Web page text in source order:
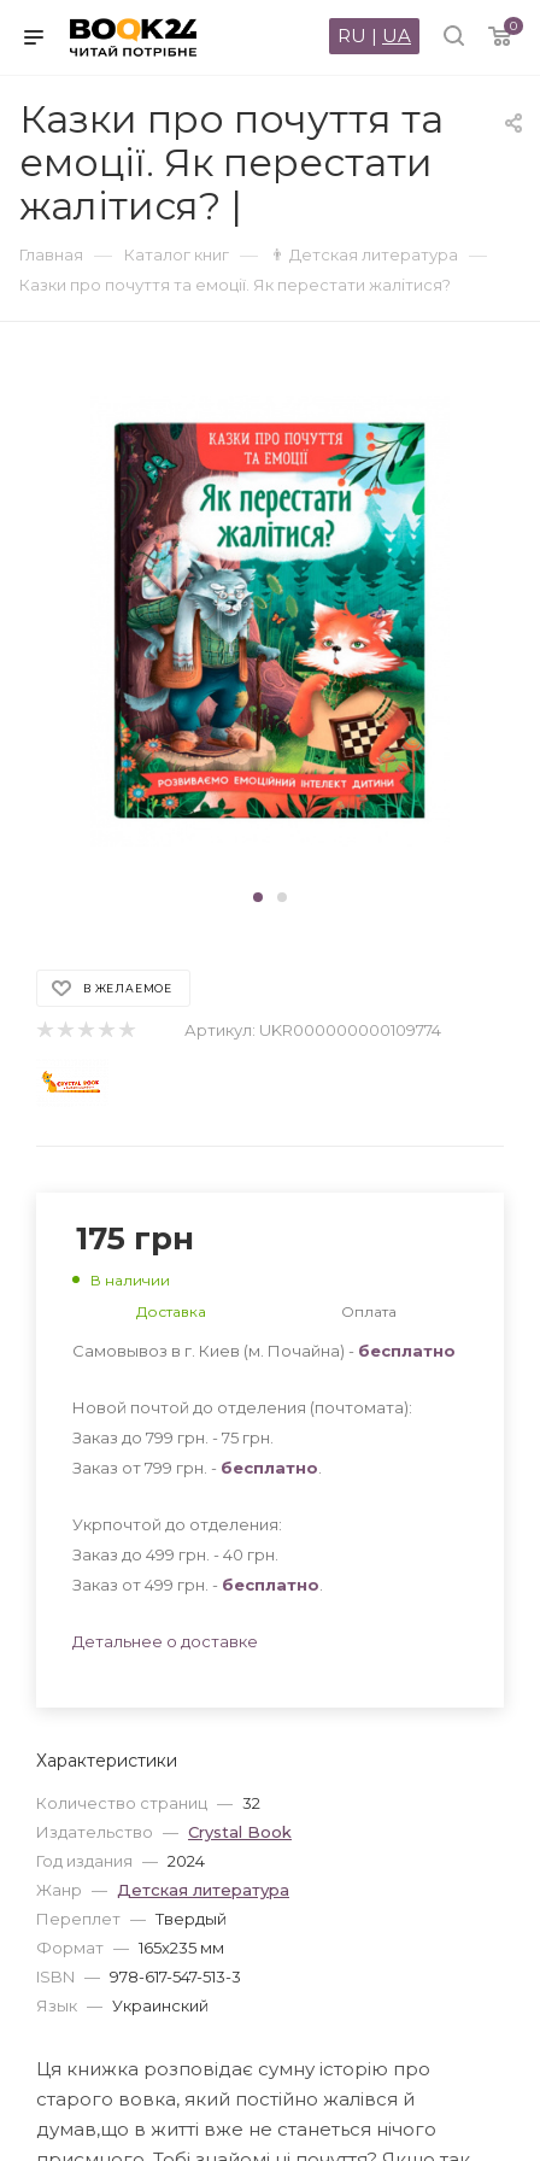
0
RU | UA
Казки про почуття та
емоції. Як перестати
жалітися? |
Главная — Каталог книг — 👨 Детская литература —
Казки про почуття та емоції. Як перестати жалітися?
В ЖЕЛАЕМОЕ
Артикул: UKR000000000109774
Характеристики
Количество страниц — 32
Издательство — Crystal Book
Год издания — 2024
Жанр — Детская литература
Переплет — Твердый
Формат — 165x235 мм
ISBN — 978-617-547-513-3
Язык — Украинский
175 грн
В наличии
Доставка
Оплата
Самовывоз в г. Киев (м. Почайна) - бесплатно
Новой почтой до отделения (почтомата):
Заказ до 799 грн. - 75 грн
Заказ от 799 грн. - бесплатно
Укрпочтой до отделения:
Заказ до 499 грн. - 40 грн
Заказ от 499 грн. - бесплатно
Детальнее о доставке
Ця книжка розповідає сумну історію про
старого вовка, який постійно жалівся й
думав,що в житті вже не станеться нічого